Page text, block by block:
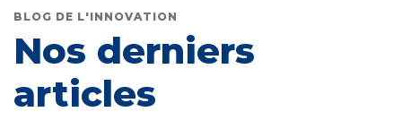
BLOG DE L'INNOVATION
Nos derniers
articles